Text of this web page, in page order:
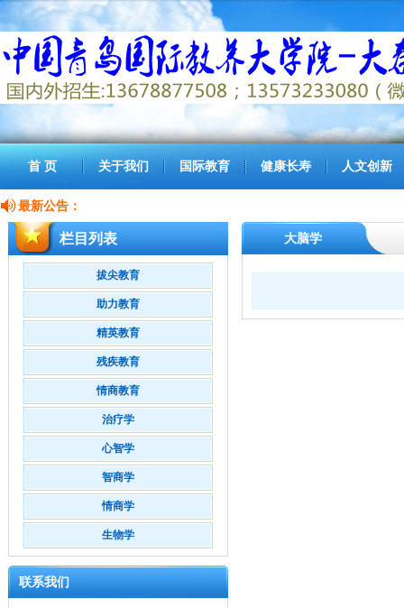
首 页 关于我们 国际教育 健康长寿 人文创新
最新公告：
栏目列表
拔尖教育
助力教育
精英教育
残疾教育
情商教育
治疗学
心智学
智商学
情商学
生物学
联系我们
大脑学